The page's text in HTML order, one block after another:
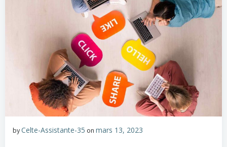
byCelte-Assistante-35 on mars 13, 2023